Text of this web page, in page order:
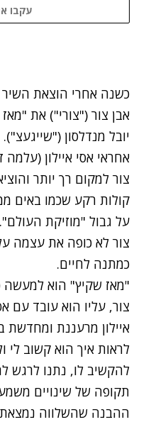
עקבו
כשנה אחרי הוצאת
אבן צור ("צורי") את
יובל מנדלסון
אחראי אסי איילון
צור למקום רך יותר
קולות רקע שכמו באים
על גבול "מוזיקת
צור לא כופה את עצמה
כמתנה לחיים.
"מאז שקיץ" הוא למעשה
צור, עליו הוא עובד עם
איילון מרעננת ומחדשת
לראות איך הוא קשוב לי
להקשיב לו, נתנו לרגש
תקופה של שינויים
ההבנה שהשלווה